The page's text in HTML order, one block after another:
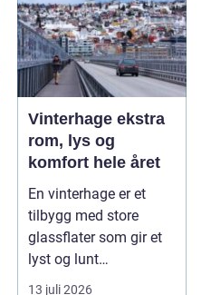
Vinterhage ekstra
rom, lys og
komfort hele året
En vinterhage er et
tilbygg med store
glassflater som gir et
lyst og lunt
oppholdsrom nær
13 juli 2026